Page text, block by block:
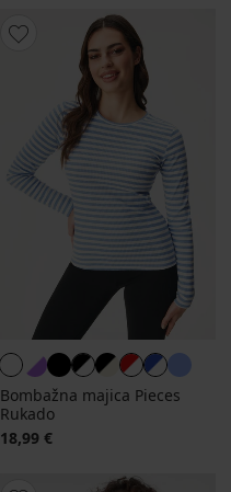
Bombažna majica Pieces
Rukado
18,99 €